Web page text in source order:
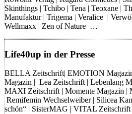
Skinthings | Tchibo | Tena | Teoxane |
Manufaktur | Trigema | Veralice |
Wellmaxx | Zen of Nature …
Life40up in der Presse
BELLA Zeitschrift| EMOTION
Magazin | Lea Zeitschrift | Lebenlang
MAXI Zeitschrift | Momente Magazin |
Remifemin Wechselweiber | Silicea
schön“ | SisterMAG | VITAL